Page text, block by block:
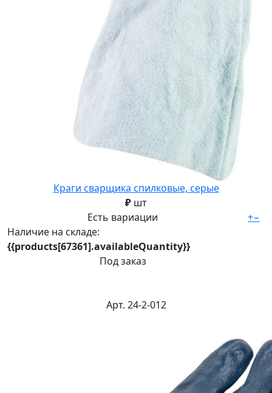
Краги сварщика спилковые, серые
₽ шт
Есть вариации
Наличие на складе:
{{products[67361].availableQuantity}}
Под заказ
+−
Арт. 24-2-012